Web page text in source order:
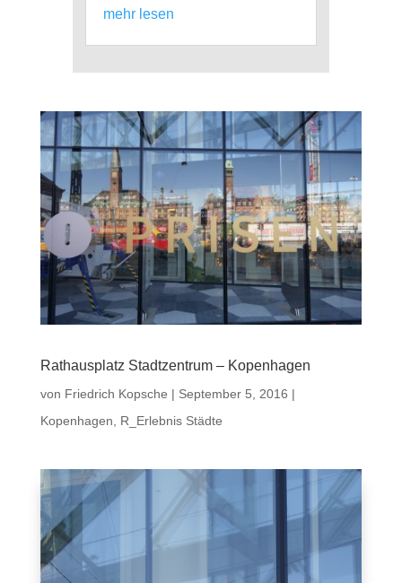
mehr lesen
Rathausplatz Stadtzentrum – Kopenhagen
von Friedrich Kopsche | September 5, 2016 |
Kopenhagen, R_Erlebnis Städte